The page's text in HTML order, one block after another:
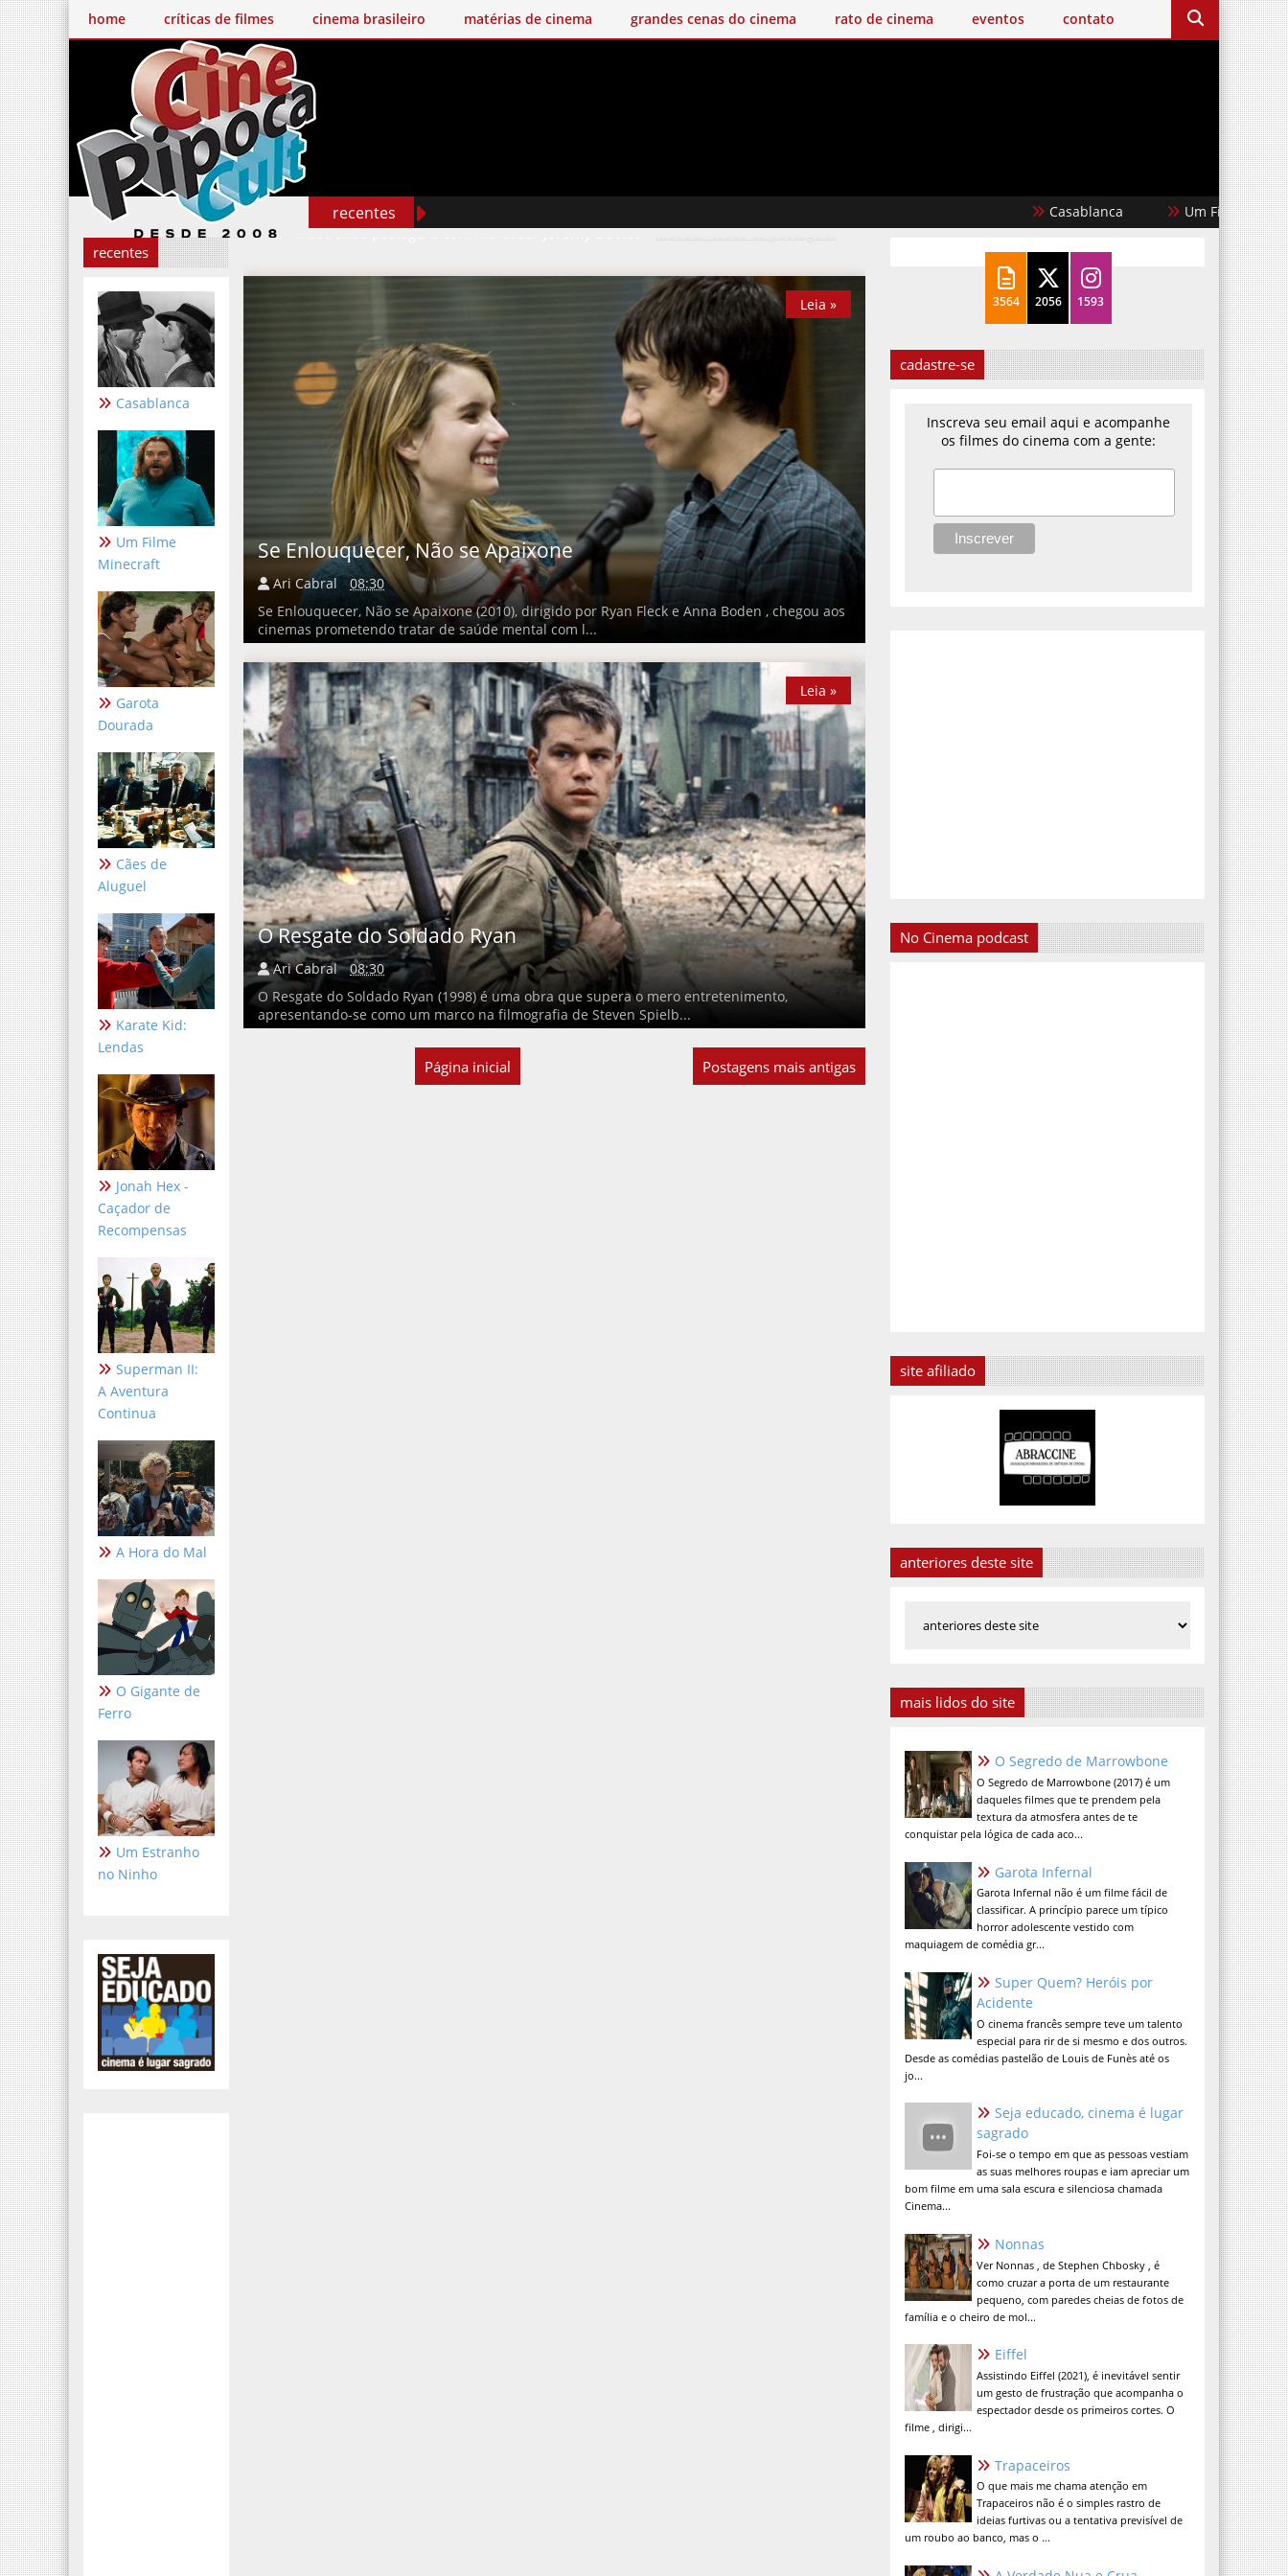
home críticas de filmes cinema brasileiro matérias de cinema grandes cenas do cinema rato de cinema eventos contato
recentes Casablanca Um Filme Minecraft
recentes
Casablanca
Um Filme
Minecraft
Garota
Dourada
Cães de
Aluguel
Karate Kid:
Lendas
Jonah Hex -
Caçador de
Recompensas
Superman II:
A Aventura
Continua
A Hora do Mal
O Gigante de
Ferro
Um Estranho
no Ninho
Mostrando postagens com marcadorJeremy Davies. Mostrar todas as postagens
Se Enlouquecer, Não se Apaixone
Ari Cabral
08:30
Se Enlouquecer, Não se Apaixone (2010), dirigido por Ryan Fleck e Anna Boden , chegou aos
cinemas prometendo tratar de saúde mental com l...
Leia »
Leia »
O Resgate do Soldado Ryan
Ari Cabral
08:30
O Resgate do Soldado Ryan (1998) é uma obra que supera o mero entretenimento,
apresentando-se como um marco na filmografia de Steven Spielb...
Leia »
Leia »
Postagens mais antigas
Página inicial
3564 2056 1593
cadastre-se
Inscreva seu email aqui e acompanhe
os filmes do cinema com a gente:
No Cinema podcast
site afiliado
anteriores deste site
mais lidos do site
O Segredo de Marrowbone
O Segredo de Marrowbone (2017) é um
daqueles filmes que te prendem pela
textura da atmosfera antes de te
conquistar pela lógica de cada aco...
Garota Infernal
Garota Infernal não é um filme fácil de
classificar. A princípio parece um típico
horror adolescente vestido com
maquiagem de comédia gr...
Super Quem? Heróis por
Acidente
O cinema francês sempre teve um talento
especial para rir de si mesmo e dos outros.
Desde as comédias pastelão de Louis de Funès até os
jo...
Seja educado, cinema é lugar
sagrado
Foi-se o tempo em que as pessoas vestiam
as suas melhores roupas e iam apreciar um
bom filme em uma sala escura e silenciosa chamada
Cinema...
Nonnas
Ver Nonnas , de Stephen Chbosky , é
como cruzar a porta de um restaurante
pequeno, com paredes cheias de fotos de
família e o cheiro de mol...
Eiffel
Assistindo Eiffel (2021), é inevitável sentir
um gesto de frustração que acompanha o
espectador desde os primeiros cortes. O
filme , dirigi...
Trapaceiros
O que mais me chama atenção em
Trapaceiros não é o simples rastro de
ideias furtivas ou a tentativa previsível de
um roubo ao banco, mas o ...